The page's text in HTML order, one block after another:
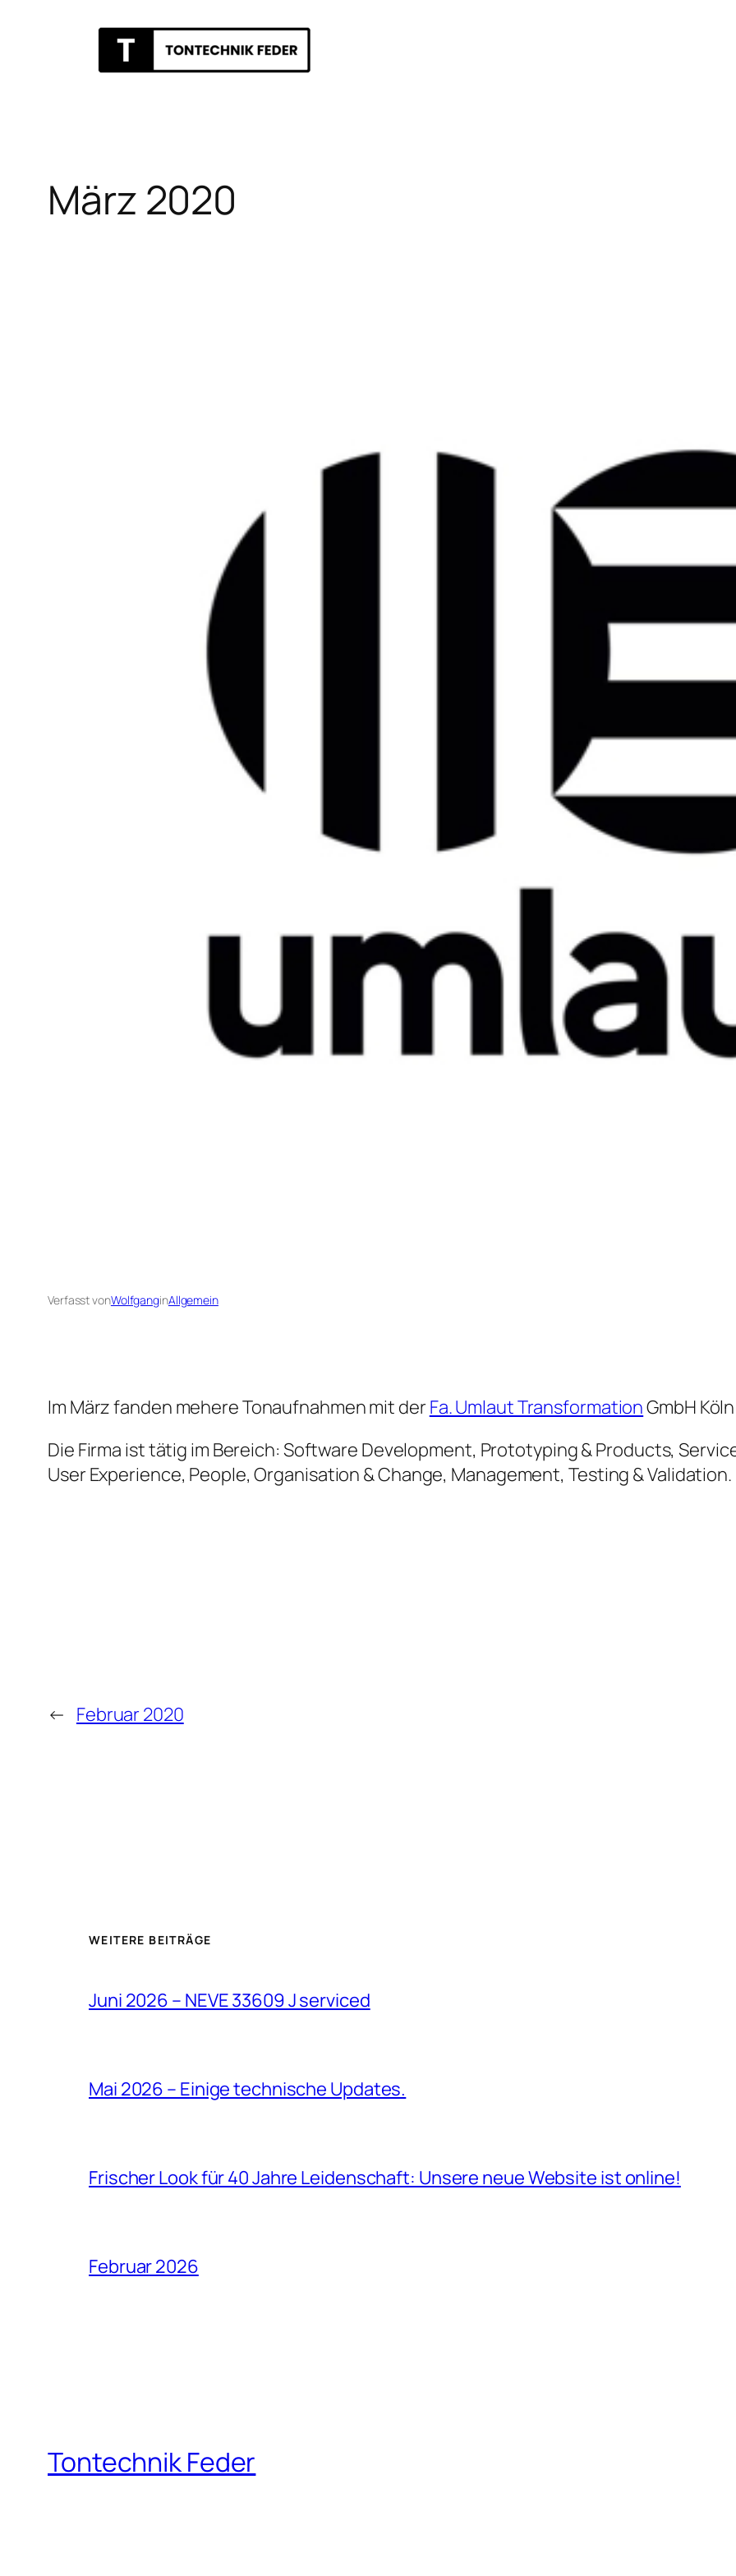
März 2020
Verfasst vonWolfganginAllgemein
Im März fanden mehere Tonaufnahmen mit der Fa. Umlaut TransformationGmbH
Die Firma ist tätig im Bereich: Software Development, Prototyping & Products,
User Experience, People, Organisation & Change, Management, Testing & Validation.
← Februar 2020
WEITERE BEITRÄGE
Juni 2026 – NEVE 33609 J serviced
Mai 2026 – Einige technische Updates.
Frischer Look für 40 Jahre Leidenschaft: Unsere neue Website ist online!
Februar 2026
Tontechnik Feder